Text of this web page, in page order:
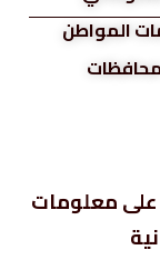
المواطن
محافظات
معلومات